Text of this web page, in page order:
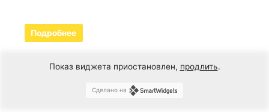
Подробнее
Показ виджета приостановлен, продлить.
Сделано на